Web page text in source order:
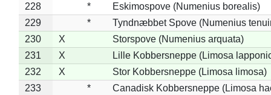
228
*
Eskimospove (Numenius borealis)
229
*
Tyndnæbbet Spove (Numenius
230
X
Storspove (Numenius arquata)
231
X
Lille Kobbersneppe (Limosa
232
X
Stor Kobbersneppe (Limosa limosa)
233
* Canadisk Kobbersneppe (Limosa